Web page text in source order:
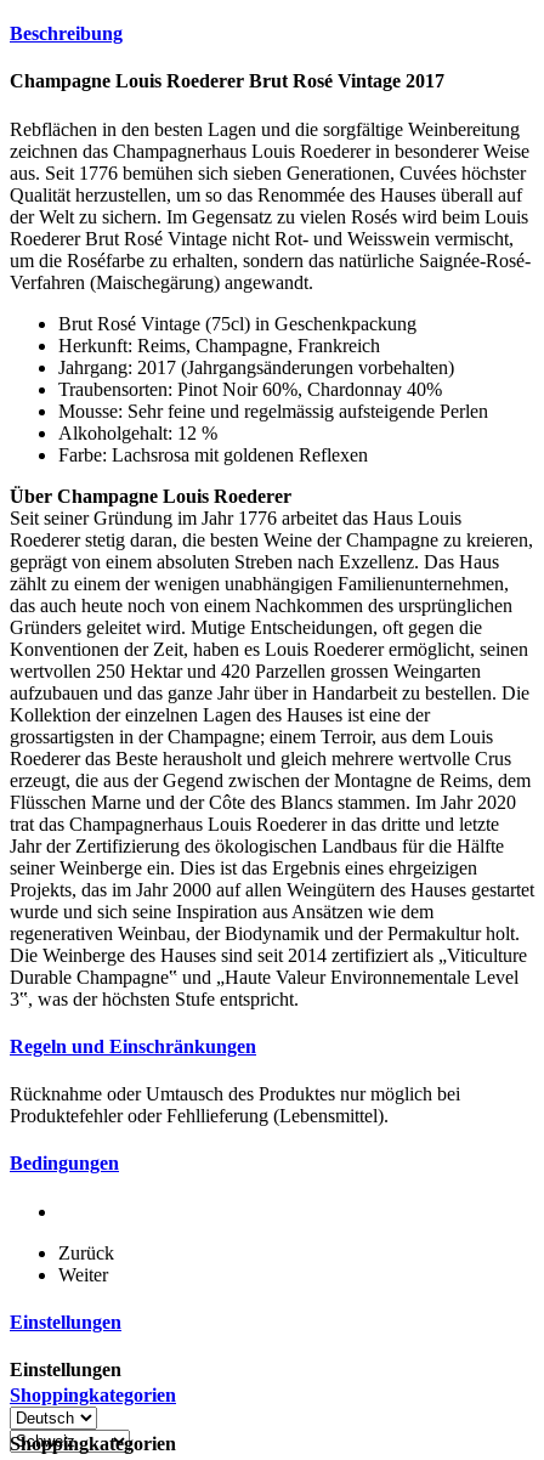
Beschreibung
Champagne Louis Roederer Brut Rosé Vintage 2017
Rebflächen in den besten Lagen und die sorgfältige Weinbereitung
zeichnen das Champagnerhaus Louis Roederer in besonderer Weise
aus. Seit 1776 bemühen sich sieben Generationen, Cuvées höchster
Qualität herzustellen, um so das Renommée des Hauses überall auf
der Welt zu sichern. Im Gegensatz zu vielen Rosés wird beim Louis
Roederer Brut Rosé Vintage nicht Rot- und Weisswein vermischt,
um die Roséfarbe zu erhalten, sondern das natürliche Saignée-Rosé-
Verfahren (Maischegärung) angewandt.
Brut Rosé Vintage (75cl) in Geschenkpackung
Herkunft: Reims, Champagne, Frankreich
Jahrgang: 2017 (Jahrgangsänderungen vorbehalten)
Traubensorten: Pinot Noir 60%, Chardonnay 40%
Mousse: Sehr feine und regelmässig aufsteigende Perlen
Alkoholgehalt: 12 %
Farbe: Lachsrosa mit goldenen Reflexen
Über Champagne Louis Roederer
Seit seiner Gründung im Jahr 1776 arbeitet das Haus Louis
Roederer stetig daran, die besten Weine der Champagne zu kreieren,
geprägt von einem absoluten Streben nach Exzellenz. Das Haus
zählt zu einem der wenigen unabhängigen Familienunternehmen,
das auch heute noch von einem Nachkommen des ursprünglichen
Gründers geleitet wird. Mutige Entscheidungen, oft gegen die
Konventionen der Zeit, haben es Louis Roederer ermöglicht, seinen
wertvollen 250 Hektar und 420 Parzellen grossen Weingarten
aufzubauen und das ganze Jahr über in Handarbeit zu bestellen. Die
Kollektion der einzelnen Lagen des Hauses ist eine der
grossartigsten in der Champagne; einem Terroir, aus dem Louis
Roederer das Beste herausholt und gleich mehrere wertvolle Crus
erzeugt, die aus der Gegend zwischen der Montagne de Reims, dem
Flüsschen Marne und der Côte des Blancs stammen. Im Jahr 2020
trat das Champagnerhaus Louis Roederer in das dritte und letzte
Jahr der Zertifizierung des ökologischen Landbaus für die Hälfte
seiner Weinberge ein. Dies ist das Ergebnis eines ehrgeizigen
Projekts, das im Jahr 2000 auf allen Weingütern des Hauses gestartet
wurde und sich seine Inspiration aus Ansätzen wie dem
regenerativen Weinbau, der Biodynamik und der Permakultur holt.
Die Weinberge des Hauses sind seit 2014 zertifiziert als „Viticulture
Durable Champagne‟ und „Haute Valeur Environnementale Level
3‟, was der höchsten Stufe entspricht.
Regeln und Einschränkungen
Rücknahme oder Umtausch des Produktes nur möglich bei
Produktefehler oder Fehllieferung (Lebensmittel).
Bedingungen
Zurück
Weiter
Einstellungen
Einstellungen
Shoppingkategorien
Shoppingkategorien